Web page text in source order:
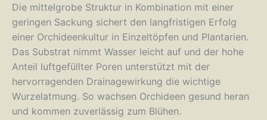
Die mittelgrobe Struktur in Kombination mit einer
geringen Sackung sichert den langfristigen Erfolg
einer Orchideenkultur in Einzeltöpfen und Plantarien.
Das Substrat nimmt Wasser leicht auf und der hohe
Anteil luftgefüllter Poren unterstützt mit der
hervorragenden Drainagewirkung die wichtige
Wurzelatmung. So wachsen Orchideen gesund heran
und kommen zuverlässig zum Blühen.